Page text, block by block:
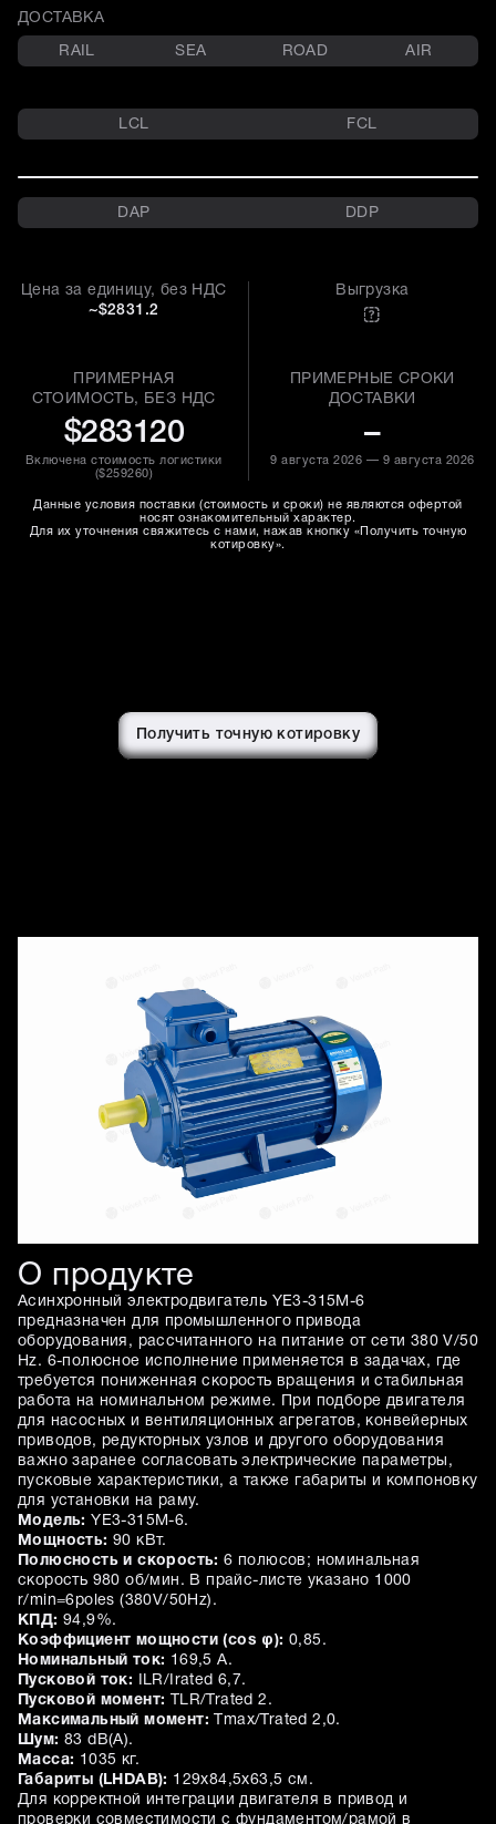
ДОСТАВКА
RAIL SEA ROAD AIR
LCL FCL
DAP DDP
Цена за единицу, без НДС
~$2831.2
ПРИМЕРНАЯ
СТОИМОСТЬ, БЕЗ НДС
$283120
Включена стоимость логистики
($259260)
Выгрузка
ПРИМЕРНЫЕ СРОКИ
ДОСТАВКИ
–
9 августа 2026 — 9 августа 2026
Данные условия поставки (стоимость и сроки) не являются офертой
носят ознакомительный характер.
Для их уточнения свяжитесь с нами, нажав кнопку «Получить точную
котировку».
Получить точную котировку
О продукте
Асинхронный электродвигатель YE3-315M-6
предназначен для промышленного привода
оборудования, рассчитанного на питание от сети 380 V/50
Hz. 6-полюсное исполнение применяется в задачах, где
требуется пониженная скорость вращения и стабильная
работа на номинальном режиме. При подборе двигателя
для насосных и вентиляционных агрегатов, конвейерных
приводов, редукторных узлов и другого оборудования
важно заранее согласовать электрические параметры,
пусковые характеристики, а также габариты и компоновку
для установки на раму.
Модель: YE3-315M-6.
Мощность: 90 кВт.
Полюсность и скорость: 6 полюсов; номинальная
скорость 980 об/мин. В прайс-листе указано 1000
r/min=6poles (380V/50Hz).
КПД: 94,9%.
Коэффициент мощности (cos φ): 0,85.
Номинальный ток: 169,5 A.
Пусковой ток: ILR/Irated 6,7.
Пусковой момент:
TLR/Trated 2.
Максимальный момент: Tmax/Trated 2,0.
Шум: 83 dB(A).
Масса: 1035 кг.
Габариты (LHDAB): 129х84,5х63,5 см.
Для корректной интеграции двигателя в привод и
проверки совместимости с фундаментом/рамой в